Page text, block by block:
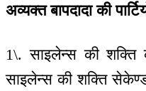
अव्यक्त बापदादा की
1\. साइलेन्स की शक्ति
साइलेन्स की शक्ति